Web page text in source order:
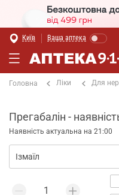
Київ Ваша аптека
Головна Ліки Для
Прегабалін -
Наявність актуальна на 21:00